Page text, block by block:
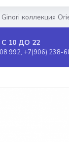
коллекция
10 ДО 22
992, +7(906) 238-